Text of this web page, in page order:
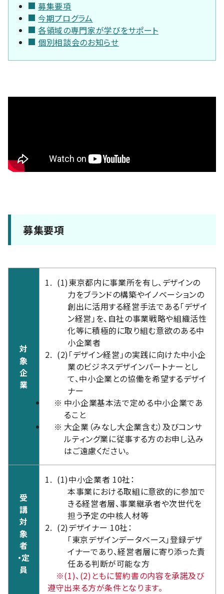
募集要項
今期プログラム
各領域の専門家が学びをサポート
個別相談会のお知らせ
募集要項
対
象
企
業
(1)東京都内に事業所を有し、デザインの
力をブランドの構築やイノベーションの
創出に活用する経営手法である「デザイ
ン経営」を、自社の事業戦略や組織活性
化等に積極的に取り組む意欲のある中
小企業者
(2)「デザイン経営」の実践に向けた中小企
業のビジネスデザインパートナーとし
て、中小企業との協働を希望するデザイ
ナー
※ 中小企業基本法で定める中小企業であ
ること
※ 大企業（みなし大企業含む）及びコンサ
ルティング業に従事する方のお申し込み
はご遠慮ください。
受
講
対
象
者
・定
員
(1)中小企業者 10社：
本事業における取組に意欲的に参加で
きる経営者層、事業継承者や次世代を
担う予定の中核人材等
(2)デザイナー 10社：
「東京デザインデータベース」登録デザ
イナーであり、経営者層に寄り添った責
任ある判断が可能な方
※(1)、(2)ともに誓約書の内容を承諾及び
遵守出来る方が条件となります。